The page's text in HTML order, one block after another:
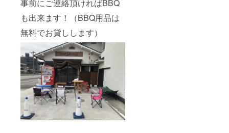
事前にご連絡頂ければBBQ
も出来ます！（BBQ用品は
無料でお貸しします）